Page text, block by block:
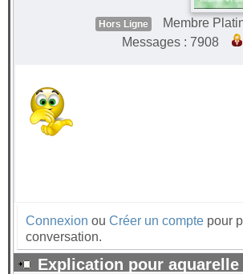
Hors Ligne
Membre
Messages : 7908
Connexion ou Créer un compte pour
conversation.
Explication pour aquarelle